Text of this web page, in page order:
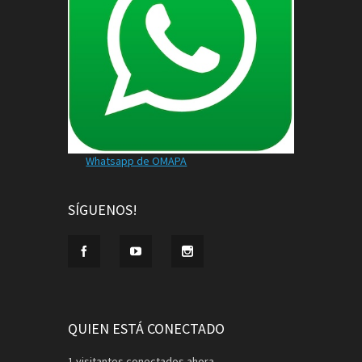
Whatsapp de OMAPA
SÍGUENOS!
QUIEN ESTÁ CONECTADO